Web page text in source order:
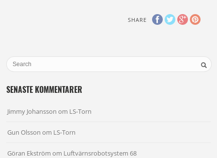
SHARE
SENASTE KOMMENTARER
Jimmy Johansson om LS-Torn
Gun Olsson om LS-Torn
Göran Ekström om Luftvärnsrobotsystem 68